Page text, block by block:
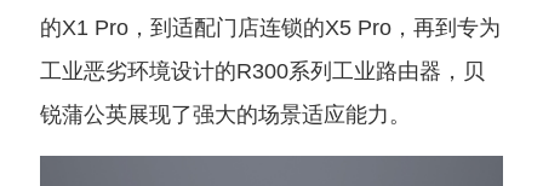
的X1 Pro，到适配门店连锁的X5 Pro，再到专为
工业恶劣环境设计的R300系列工业路由器，贝
锐蒲公英展现了强大的场景适应能力。